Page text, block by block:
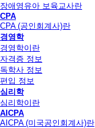
장애영유아 보육교사란
CPA
CPA (공인회계사)란
경영학
경영학이란
자격증 정보
독학사 정보
편입 정보
심리학
심리학이란
AICPA
AICPA (미국공인회계사)란